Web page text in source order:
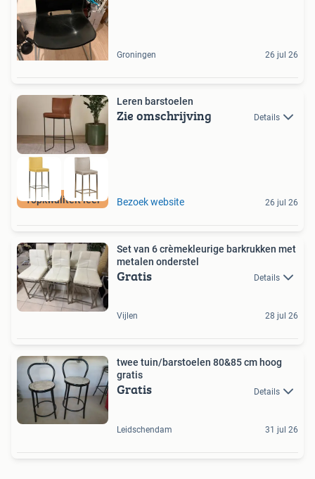
Groningen 26 jul 26
Topkwaliteit leer
Leren barstoelen
Zie omschrijving Details
Bezoek website 26 jul 26
Set van 6 crèmekleurige barkrukken met
metalen onderstel
Gratis Details
Vijlen 28 jul 26
twee tuin/barstoelen 80&85 cm hoog
gratis
Gratis Details
Leidschendam 31 jul 26